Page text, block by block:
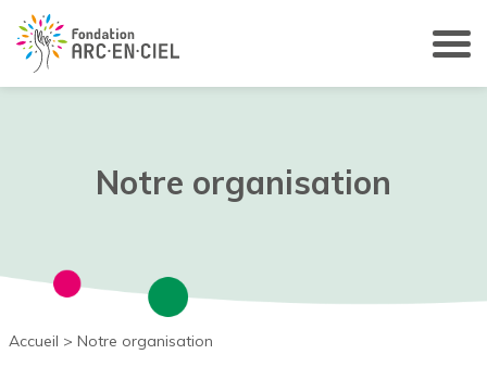
Notre organisation
Accueil > Notre organisation